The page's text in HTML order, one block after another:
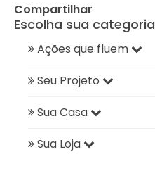
Compartilhar
Escolha sua categoria
Ações que fluem
Seu Projeto
Sua Casa
Sua Loja